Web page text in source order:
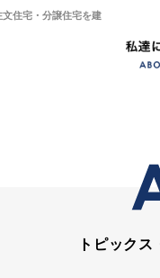
住宅・分譲住宅を建
トピック